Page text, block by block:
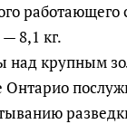
работающего
— 8,1 кг.
над крупным
Онтарио